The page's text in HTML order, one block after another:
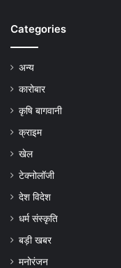
Categories
अन्य
कारोबार
कृषि बागवानी
क्राइम
खेल
टेक्नोलॉजी
देश विदेश
धर्म संस्कृति
बड़ी खबर
मनोरंजन